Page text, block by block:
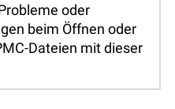
oder
beim Öffnen oder
Dateien mit dieser